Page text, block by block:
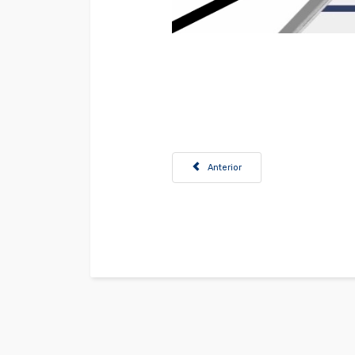
Artículo anterior: Convocatoria
Anterior